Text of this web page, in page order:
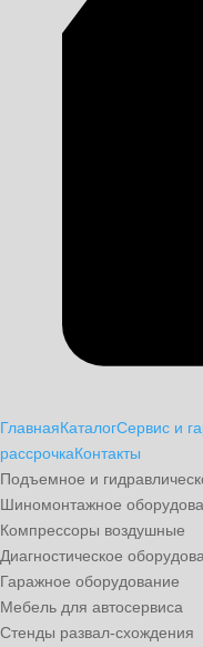
ГлавнаяКаталогСервис и
рассрочкаКонтакты
Подъемное и
Шиномонтажное
Компрессоры воздушные
Диагностическое
Гаражное оборудование
Мебель для автосервиса
Стенды развал-схождения